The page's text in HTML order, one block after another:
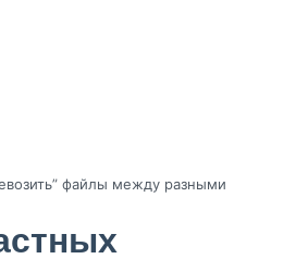
файлы между разными